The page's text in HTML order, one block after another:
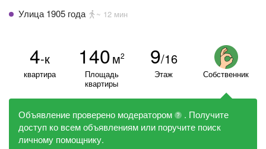
Улица 1905 года ~ 12 мин
4-к
квартира
140м2
Площадь
квартиры
9/16
Этаж Собственник
Объявление проверено модератором ?
. Получите
доступ ко всем объявлениям или поручите поиск
личному помощнику.